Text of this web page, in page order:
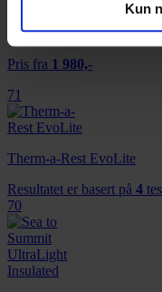
kan
data behandles og
brukes. Du kan hele
Vi bruker
annonser et
dessuten informasjon
vårt, med partnerne
annonsering og
med annen
eller som de har
Kun
Resultatet er basert på3
Pris fra 1 980,-
71
Therm-a-Rest EvoLite
Resultatet er basert på 4
70